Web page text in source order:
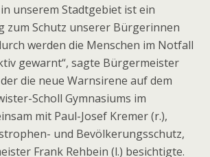
unserem Stadtgebiet ist ein
zum Schutz unserer Bürgerinnen
werden die Menschen im Notfall
gewarnt“, sagte Bürgermeister
die neue Warnsirene auf dem
Scholl Gymnasiums im
mit Paul-Josef Kremer (r.),
und Bevölkerungsschutz,
Frank Rehbein (l.) besichtigte.